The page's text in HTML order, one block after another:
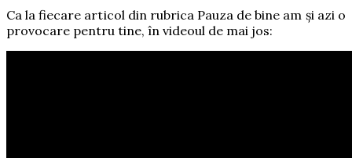
Ca la fiecare articol din rubrica Pauza de bine am și azi o
provocare pentru tine, în videoul de mai jos: